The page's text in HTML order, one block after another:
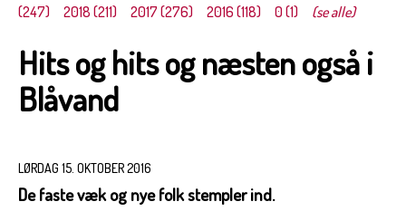
(247)
2018 (211) 2017 (276) 2016 (118) 0 (1) (se alle)
Hits og hits og næsten også i
Blåvand
LØRDAG 15. OKTOBER 2016
De faste væk og nye folk stempler ind.